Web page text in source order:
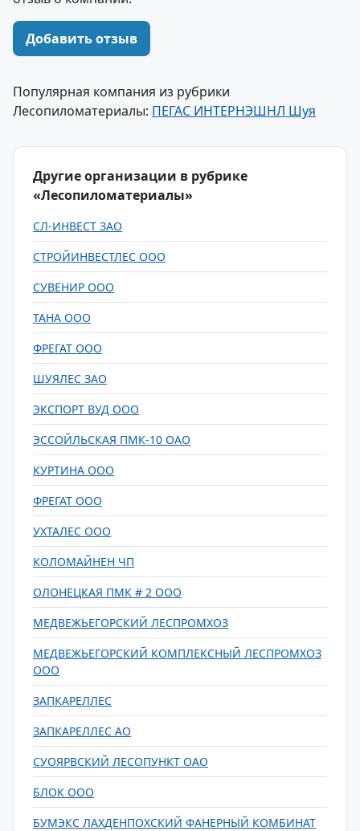
Добавить отзыв
Популярная компания из рубрики
Лесопиломатериалы: ПЕГАС ИНТЕРНЭШНЛ Шуя
Другие организации в рубрике
«Лесопиломатериалы»
СЛ-ИНВЕСТ ЗАО
СТРОЙИНВЕСТЛЕС ООО
СУВЕНИР ООО
ТАНА ООО
ФРЕГАТ ООО
ШУЯЛЕС ЗАО
ЭКСПОРТ ВУД ООО
ЭССОЙЛЬСКАЯ ПМК-10 ОАО
КУРТИНА ООО
ФРЕГАТ ООО
УХТАЛЕС ООО
КОЛОМАЙНЕН ЧП
ОЛОНЕЦКАЯ ПМК # 2 ООО
МЕДВЕЖЬЕГОРСКИЙ ЛЕСПРОМХОЗ
МЕДВЕЖЬЕГОРСКИЙ КОМПЛЕКСНЫЙ ЛЕСПРОМХОЗ
ООО
ЗАПКАРЕЛЛЕС
ЗАПКАРЕЛЛЕС АО
СУОЯРВСКИЙ ЛЕСОПУНКТ ОАО
БЛОК ООО
БУМЭКС ЛАХДЕНПОХСКИЙ ФАНЕРНЫЙ КОМБИНАТ